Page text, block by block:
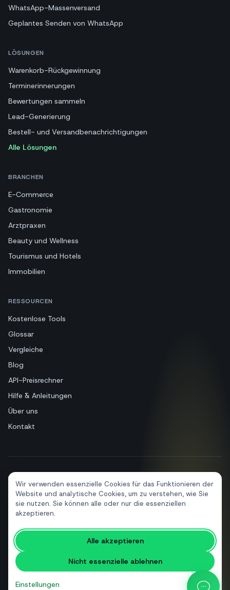
Wir verwenden essenzielle Cookies für das Funktionieren der
Website und analytische Cookies, um zu verstehen, wie Sie
sie nutzen. Sie können alle oder nur die essenziellen
akzeptieren.
Alle akzeptieren
Nicht essenzielle ablehnen
Einstellungen
WhatsApp-Massenversand
Geplantes Senden von WhatsApp
LÖSUNGEN
Warenkorb-Rückgewinnung
Terminerinnerungen
Bewertungen sammeln
Lead-Generierung
Bestell- und Versandbenachrichtigungen
Alle Lösungen
BRANCHEN
E-Commerce
Gastronomie
Arztpraxen
Beauty und Wellness
Tourismus und Hotels
Immobilien
RESSOURCEN
Kostenlose Tools
Glossar
Vergleiche
Blog
API-Preisrechner
Hilfe & Anleitungen
Über uns
Kontakt
IT EN ES FR PT
© 2026 SendApp. Alle Rechte vorbehalten. WhatsApp ist eine Marke
von Meta Platforms, Inc.
Datenschutzerklärung
Nutzungsbedingungen